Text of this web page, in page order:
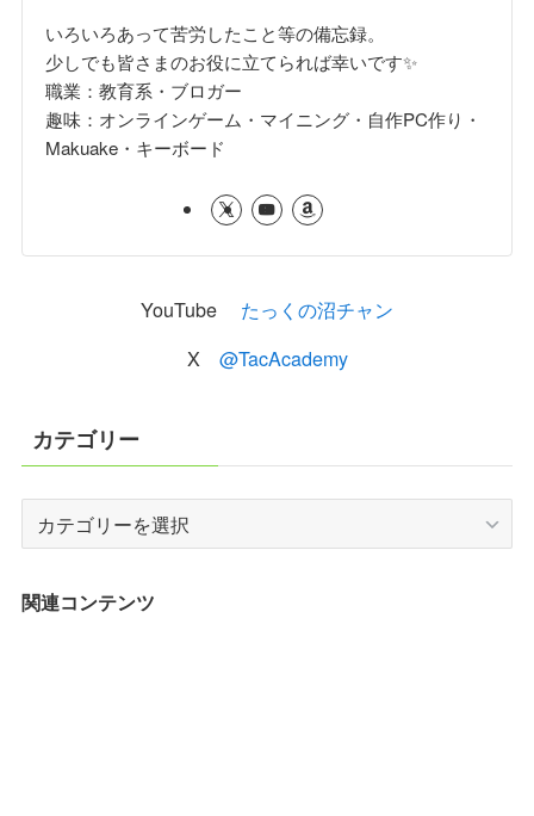
いろいろあって苦労したこと等の備忘録。
少しでも皆さまのお役に立てられば幸いです✨
職業：教育系・ブロガー
趣味：オンラインゲーム・マイニング・自作PC作り・
Makuake・キーボード
YouTube たっくの沼チャン
X @TacAcademy
カテゴリー
テ
リ
関連コンテンツ